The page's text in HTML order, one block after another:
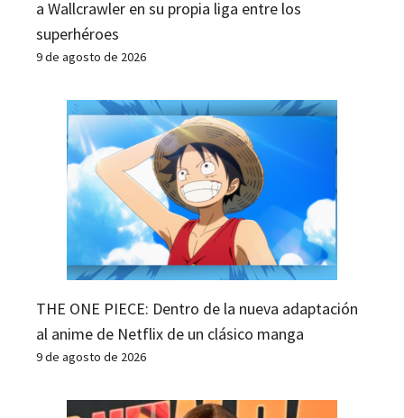
a Wallcrawler en su propia liga entre los
superhéroes
9 de agosto de 2026
THE ONE PIECE: Dentro de la nueva adaptación
al anime de Netflix de un clásico manga
9 de agosto de 2026